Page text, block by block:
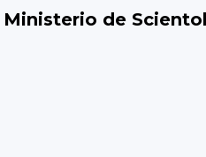
Ministerio de